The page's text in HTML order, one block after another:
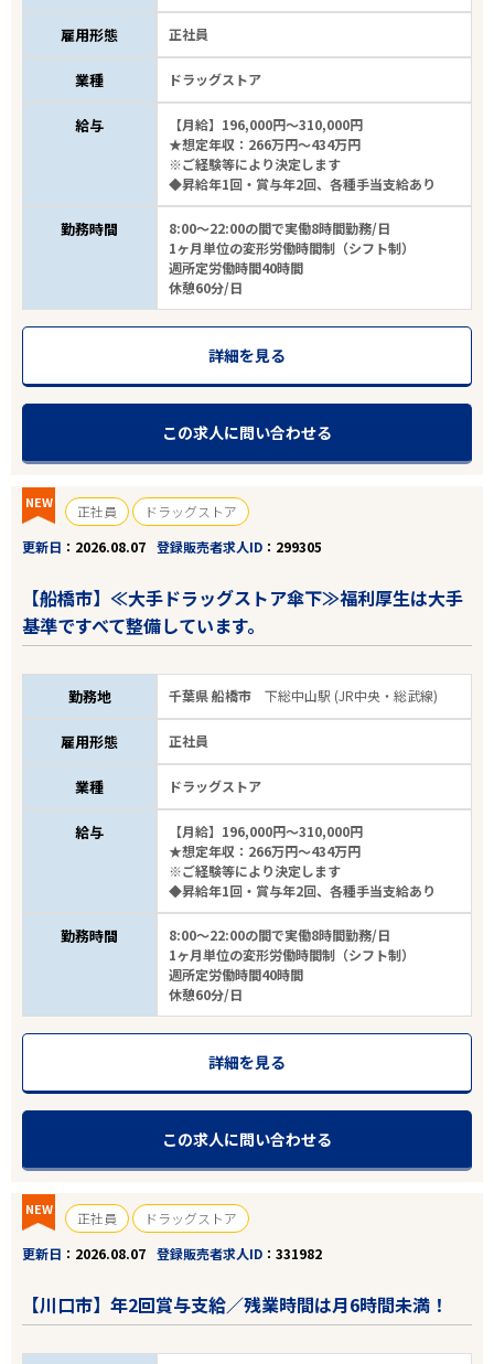
雇用形態 正社員
業種 ドラッグストア
給与
【月給】196,000円～310,000円
★想定年収：266万円～434万円
※ご経験等により決定します
◆昇給年1回・賞与年2回、各種手当支給あり
勤務時間
8:00～22:00の間で実働8時間勤務/日
1ヶ月単位の変形労働時間制（シフト制）
週所定労働時間40時間
休憩60分/日
詳細を見る
この求人に問い合わせる
NEW 正社員
ドラッグストア
更新日
2026.08.07 登録販売者求人ID 299305
【船橋市】≪大手ドラッグストア傘下≫福利厚生は大手
基準ですべて整備しています。
勤務地 千葉県 船橋市下総中山駅 (JR中央・総武線)
雇用形態 正社員
業種 ドラッグストア
給与
【月給】196,000円～310,000円
★想定年収：266万円～434万円
※ご経験等により決定します
◆昇給年1回・賞与年2回、各種手当支給あり
勤務時間
8:00～22:00の間で実働8時間勤務/日
1ヶ月単位の変形労働時間制（シフト制）
週所定労働時間40時間
休憩60分/日
詳細を見る
この求人に問い合わせる
NEW 正社員
ドラッグストア
更新日
2026.08.07 登録販売者求人ID 331982
【川口市】年2回賞与支給／残業時間は月6時間未満！